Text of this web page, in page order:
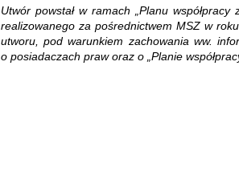
Utwór powstał w ramach „Planu
realizowanego za pośrednictwem MSZ w
utworu, pod warunkiem zachowania ww.
o posiadaczach praw oraz o „Planie